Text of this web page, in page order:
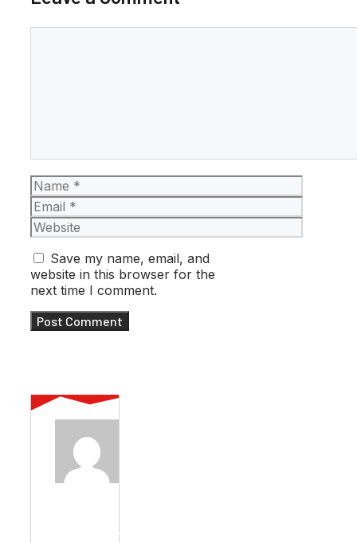
Name
Email
Website
Save my name, email, and
website in this browser for the
next time I comment.
ABOUT AUTHOR